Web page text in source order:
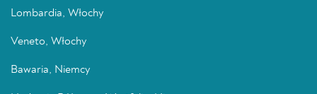
Lombardia, Włochy
Veneto, Włochy
Bawaria, Niemcy